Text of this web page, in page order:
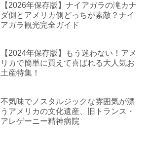
【2026年保存版】ナイアガラの滝カナ
ダ側とアメリカ側どっちが素敵？ナイ
アガラ観光完全ガイド
【2024年保存版】もう迷わない！アメ
リカで簡単に買えて喜ばれる大人気お
土産特集！
不気味でノスタルジックな雰囲気が漂
うアメリカの文化遺産、旧トランス・
アレゲーニー精神病院